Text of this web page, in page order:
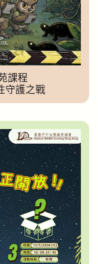
課程
守護之戰